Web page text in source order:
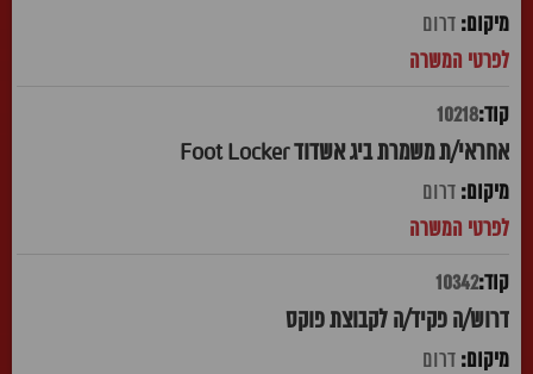
דרום
10218
אחראי/ת משמרת ביג אשדוד Foot Locker
דרום
10342
דרוש/ה פקיד/ה לקבוצת פוקס
דרום